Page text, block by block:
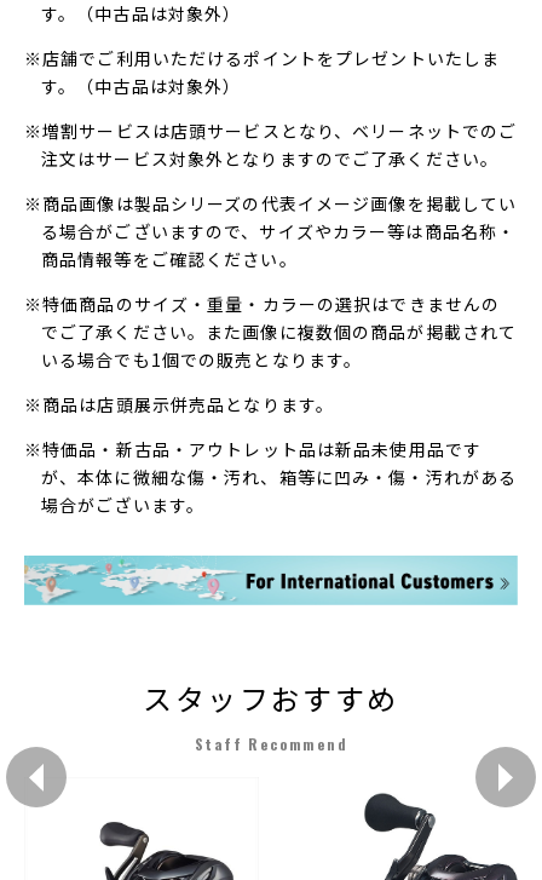
す。（中古品は対象外）
※店舗でご利用いただけるポイントをプレゼントいたしま
す。（中古品は対象外）
※増割サービスは店頭サービスとなり、ベリーネットでのご
注文はサービス対象外となりますのでご了承ください。
※商品画像は製品シリーズの代表イメージ画像を掲載してい
る場合がございますので、サイズやカラー等は商品名称・
商品情報等をご確認ください。
※特価商品のサイズ・重量・カラーの選択はできませんの
でご了承ください。また画像に複数個の商品が掲載されて
いる場合でも1個での販売となります。
※商品は店頭展示併売品となります。
※特価品・新古品・アウトレット品は新品未使用品です
が、本体に微細な傷・汚れ、箱等に凹み・傷・汚れがある
場合がございます。
スタッフおすすめ
Staff Recommend